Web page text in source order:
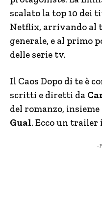
scalato la top 10 dei
Netflix, arrivando al
generale, e al primo
delle serie tv.
Il Caos Dopo di te è
scritti e diretti da
del romanzo, insieme
Gual. Ecco un trailer
-